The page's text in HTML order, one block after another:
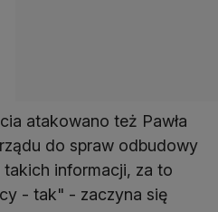
atakowano też Pawła
do spraw odbudowy
takich informacji, za to
- tak" - zaczyna się